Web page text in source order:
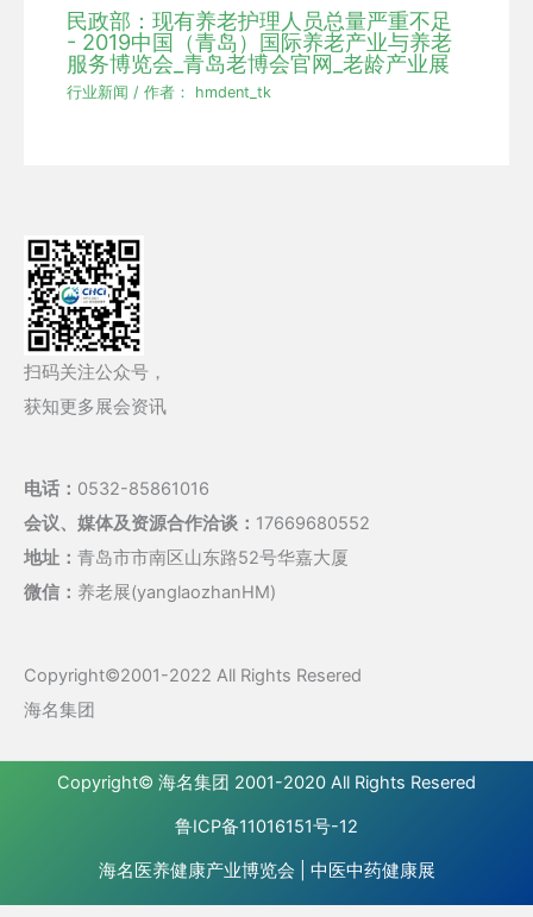
民政部：现有养老护理人员总量严重不足
- 2019中国（青岛）国际养老产业与养老
服务博览会_青岛老博会官网_老龄产业展
行业新闻 / 作者： hmdent_tk
扫码关注公众号，
获知更多展会资讯
电话： 0532-85861016
会议、媒体及资源合作洽谈： 17669680552
地址： 青岛市市南区山东路52号华嘉大厦
微信： 养老展(yanglaozhanHM)
Copyright©2001-2022 All Rights Resered
海名集团
Copyright© 海名集团 2001-2020 All Rights Resered
鲁ICP备11016151号-12
海名医养健康产业博览会 中医中药健康展